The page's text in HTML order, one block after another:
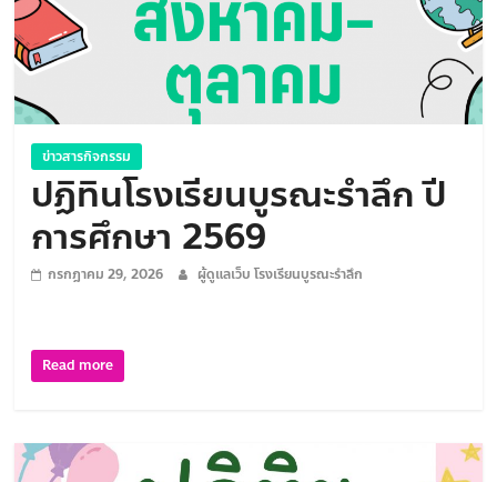
สังคม
ข่าวสารกิจกรรม
ปฏิทินโรงเรียนบูรณะรำลึก ปี
การศึกษา 2569
กรกฎาคม 29, 2026 ผู้ดูแลเว็บ โรงเรียนบูรณะรำลึก
Read more